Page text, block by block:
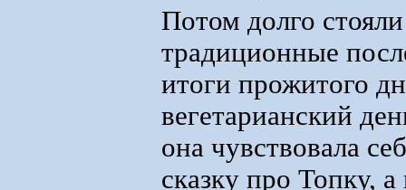
Потом долго
традиционные
итоги прожитого
вегетарианский
она чувствовала
сказку про Топку,